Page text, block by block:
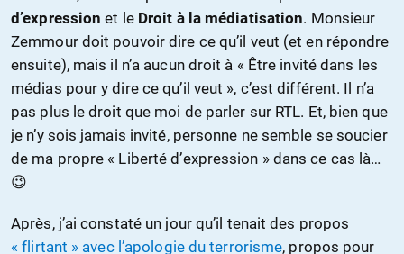
d’expression et le Droit à la médiatisation. Monsieur
Zemmour doit pouvoir dire ce qu’il veut (et en répondre
ensuite), mais il n’a aucun droit à « Être invité dans les
médias pour y dire ce qu’il veut », c’est différent. Il n’a
pas plus le droit que moi de parler sur RTL. Et, bien que
je n’y sois jamais invité, personne ne semble se soucier
de ma propre « Liberté d’expression » dans ce cas là…
😉
Après, j’ai constaté un jour qu’il tenait des propos
« flirtant » avec l’apologie du terrorisme, propos pour